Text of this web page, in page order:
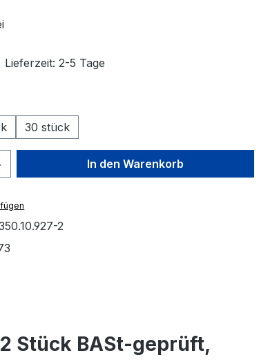
2-5 Tage
30 stück
Gib den gewünschten Wert
In den Warenkorb
2
Stück BASt-geprüft,